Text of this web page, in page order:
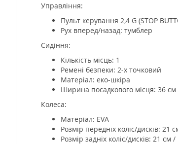
Управління:
Пульт керування 2,4 G (STOP
Рух вперед/назад: тумблер
Сидіння:
Кількість місць: 1
Ремені безпеки: 2-х точковий
Матеріал: еко-шкіра
Ширина посадкового місця: 36 см
Колеса:
Матеріал: EVA
Розмір передніх коліс/дисків: 21
Розмір задніх коліс/дисків: 21 см